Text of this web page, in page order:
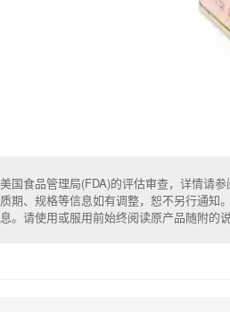
国食品管理局(FDA)的评估审查，详情请
期、规格等信息如有调整，恕不另行通
。请使用或服用前始终阅读原产品随附